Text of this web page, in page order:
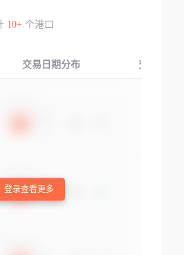
10+个港口
交易日期分布 交易产品
登录查看更多